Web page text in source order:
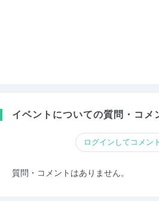
イベントについての質問・コメ
ログインしてコメン
質問・コメントはありません。